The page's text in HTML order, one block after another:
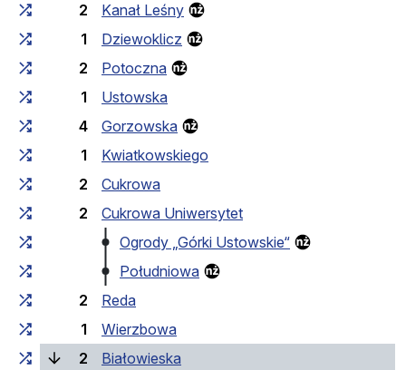
2
Kanał Leśny
1
Dziewoklicz
2
Potoczna
1
Ustowska
4
Gorzowska
1
Kwiatkowskiego
2
Cukrowa
2
Cukrowa Uniwersytet
Ogrody „Górki Ustowskie“
Południowa
2
Reda
1
Wierzbowa
2
Białowieska